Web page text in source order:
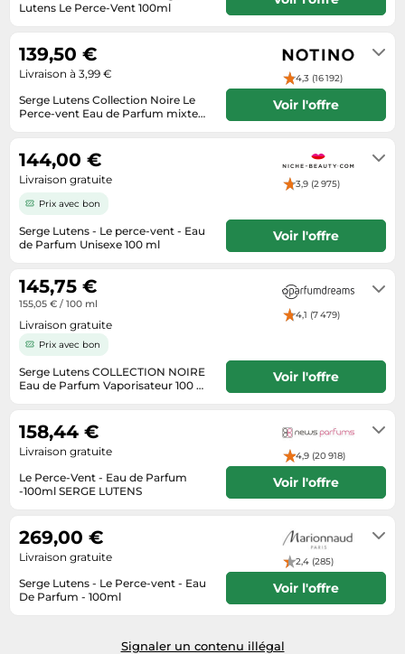
Techniques de mesure
Textiles de maison
Tondeuses
Tuyaux d'arrosage
Informatique
Lave-linge
Montres connectées
Objectifs photo
Ordinateurs portables
Photo
Reflex numériques
Robots de cuisine
Réfrigérateurs
Smartphones
Tablettes tactiles
Tondeuses cheveux & barbe
Téléphonie
Télévision & vidéo
Électroménager
Vélos
Vêtements de sport
Équipement outdoor
Lutens Le Perce-Vent 100ml
Serge Lutens Collection Noire Le
Perce-vent Eau de Parfum mixte
4,3 (16 192)
139,50 €
Livraison à 3,99 €
Voir l'offre
Serge Lutens - Le perce-vent - Eau
de Parfum Unisexe 100 ml
3,9 (2 975)
Prix avec bon
144,00 €
Livraison gratuite
Voir l'offre
Serge Lutens COLLECTION NOIRE
Eau de Parfum Vaporisateur 100 ml
4,1 (7 479)
Prix avec bon
145,75 €
155,05 € / 100 ml
Livraison gratuite
Voir l'offre
Le Perce-Vent - Eau de Parfum
-100ml SERGE LUTENS
4,9 (20 918)
158,44 €
Livraison gratuite
Voir l'offre
Serge Lutens - Le Perce-vent - Eau
De Parfum - 100ml
2,4 (285)
269,00 €
Livraison gratuite
Voir l'offre
Signaler un contenu illégal